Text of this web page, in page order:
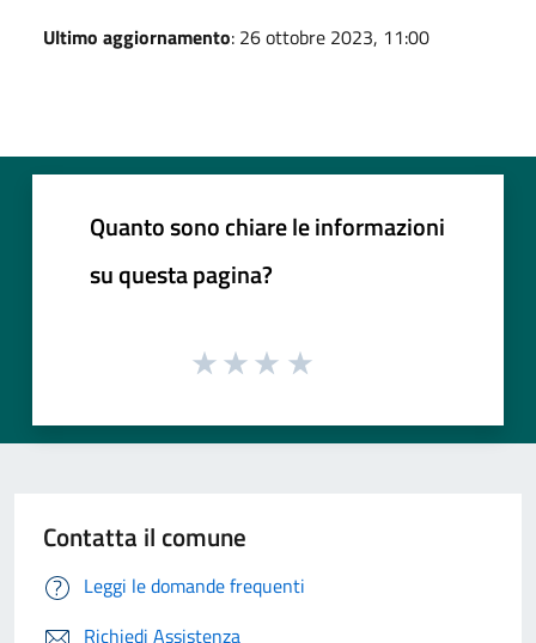
Ultimo aggiornamento: 26 ottobre 2023, 11:00
Quanto sono chiare le informazioni
su questa pagina?
Contatta il comune
Leggi le domande frequenti
Richiedi Assistenza